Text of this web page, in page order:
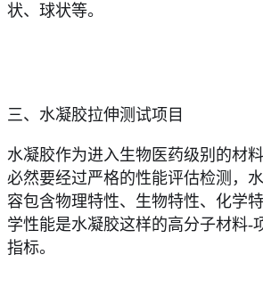
状、球状等。
三、水凝胶拉伸测试项目
水凝胶作为进入生物医药级别的材
必然要经过严格的性能评估检测，
容包含物理特性、生物特性、化学
学性能是水凝胶这样的高分子材料-
指标。